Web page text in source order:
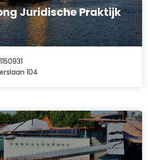
Juridische Praktijk
104